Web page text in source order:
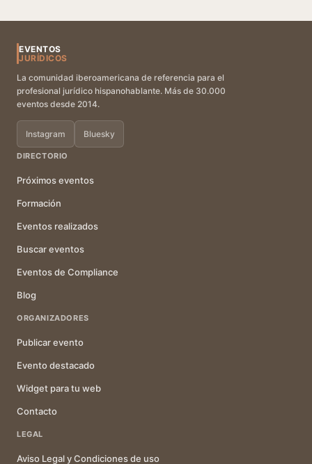
EVENTOS
JURÍDICOS
La comunidad iberoamericana de referencia para el
profesional jurídico hispanohablante. Más de 30.000
eventos desde 2014.
Instagram Bluesky
DIRECTORIO
Próximos eventos
Formación
Eventos realizados
Buscar eventos
Eventos de Compliance
Blog
ORGANIZADORES
Publicar evento
Evento destacado
Widget para tu web
Contacto
LEGAL
Aviso Legal y Condiciones de uso